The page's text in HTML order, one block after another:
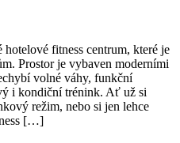
hotelové fitness centrum, které je
Prostor je vybaven moderními
volné váhy, funkční
i kondiční trénink. Ať už si
režim, nebo si jen lehce
[…]